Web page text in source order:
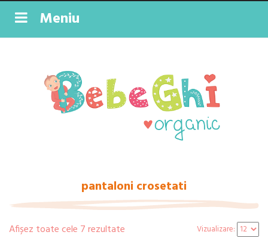
Meniu
pantaloni crosetati
Afișez toate cele 7 rezultate Vizualizare: